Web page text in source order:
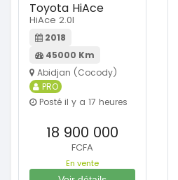
Toyota HiAce
HiAce 2.0l
2018
45000 Km
Abidjan (Cocody)
PRO
Posté il y a 17 heures
18 900 000
FCFA
En vente